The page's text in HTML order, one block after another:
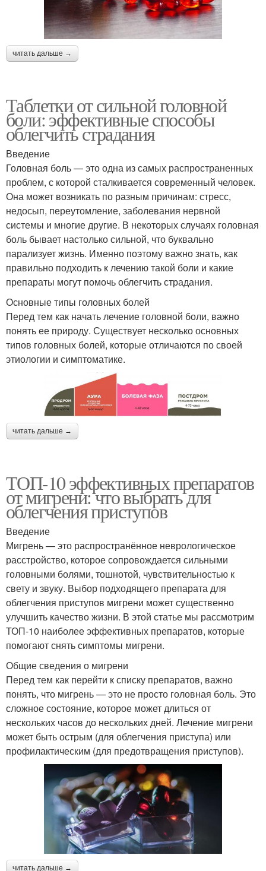
читать дальше →
Таблетки от сильной головной
боли: эффективные способы
облегчить страдания
Введение
Головная боль — это одна из самых распространенных
проблем, с которой сталкивается современный человек.
Она может возникать по разным причинам: стресс,
недосып, переутомление, заболевания нервной
системы и многие другие. В некоторых случаях головная
боль бывает настолько сильной, что буквально
парализует жизнь. Именно поэтому важно знать, как
правильно подходить к лечению такой боли и какие
препараты могут помочь облегчить страдания.
Основные типы головных болей
Перед тем как начать лечение головной боли, важно
понять ее природу. Существует несколько основных
типов головных болей, которые отличаются по своей
этиологии и симптоматике.
читать дальше →
ТОП-10 эффективных препаратов
от мигрени: что выбрать для
облегчения приступов
Введение
Мигрень — это распространённое неврологическое
расстройство, которое сопровождается сильными
головными болями, тошнотой, чувствительностью к
свету и звуку. Выбор подходящего препарата для
облегчения приступов мигрени может существенно
улучшить качество жизни. В этой статье мы рассмотрим
ТОП-10 наиболее эффективных препаратов, которые
помогают снять симптомы мигрени.
Общие сведения о мигрени
Перед тем как перейти к списку препаратов, важно
понять, что мигрень — это не просто головная боль. Это
сложное состояние, которое может длиться от
нескольких часов до нескольких дней. Лечение мигрени
может быть острым (для облегчения приступа) или
профилактическим (для предотвращения приступов).
читать дальше →